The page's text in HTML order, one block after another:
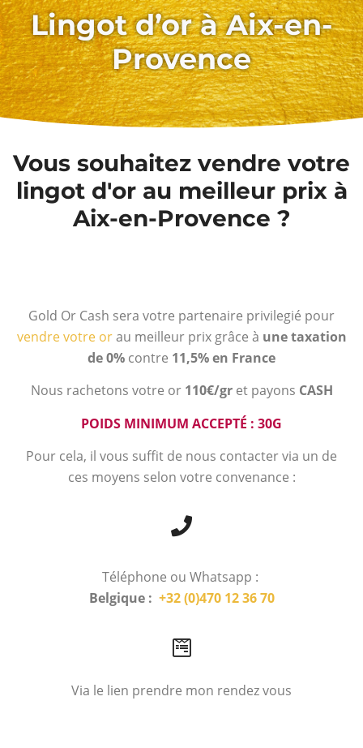
Lingot d’or à Aix-en-
Provence
Vous souhaitez vendre votre
lingot d'or au meilleur prix à
Aix-en-Provence ?
Gold Or Cash sera votre partenaire privilegié pour
vendre votre orau meilleur prix grâce à une taxation
de 0% contre 11,5% en France
Nous rachetons votre or 110€/gr et payons CASH
POIDS MINIMUM ACCEPTÉ : 30G
Pour cela, il vous suffit de nous contacter via un de
ces moyens selon votre convenance :
Téléphone ou Whatsapp :
Belgique : +32 (0)470 12 36 70
Via le lien prendre mon rendez vous